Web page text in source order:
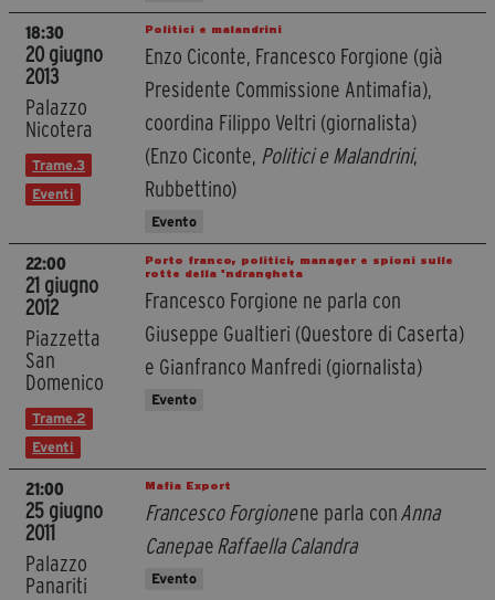
18:30
20 giugno
2013
Palazzo
Nicotera
Trame.3
Eventi
Politici e malandrini
Enzo Ciconte, Francesco Forgione (già
Presidente Commissione Antimafia),
coordina Filippo Veltri (giornalista)
(Enzo Ciconte, Politici e Malandrini,
Rubbettino)
Evento
22:00
21 giugno
2012
Piazzetta
San
Domenico
Trame.2
Eventi
Porto franco, politici, manager e spioni sulle
rotte della 'ndrangheta
Francesco Forgione ne parla con
Giuseppe Gualtieri (Questore di Caserta)
e Gianfranco Manfredi (giornalista)
Evento
21:00
25 giugno
2011
Palazzo
Panariti
Mafia Export
Francesco Forgionene parla conAnna
CanepaeRaffaella Calandra
Evento